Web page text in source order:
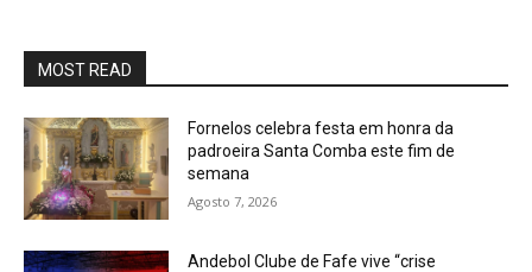
MOST READ
Fornelos celebra festa em honra da
padroeira Santa Comba este fim de
semana
Agosto 7, 2026
Andebol Clube de Fafe vive “crise